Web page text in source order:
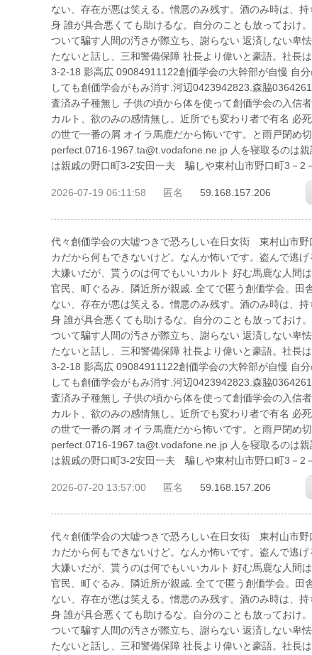
ない、存在が悪は笑える。憎悪のみ残す。酒のみ時は、
身 誰が具合悪くても助けるな。自分のことも放っておけ
ついて騙す人間の汚さが際立ち、謝らない 返済しない卑
たないと話し、三和警備保障 社長より偉いと豪語。社長
3-2-18 影高広 09084911122創価学会の大幹部が自慢 自
しても創価学会がもみ消す.河辺0423942823.森脇
査済み子種無し 子供の頃から体を使って創価学会の入
カルト、欲のみの感情無し。近所でも変わり者で有名
の世で一番の屑 オイラ馬鹿だから怖いです。と雨戸閉め
perfect.0716-1967.ta@t.vodafone.ne.jp 人を寝取るのは
は親戚の野口町3-2安田一夫 騙しや東村山市野口町3－2
2026-07-19 06:11:58 匿名 59.168.157.206
代々創価学会の大嘘つきで恐ろしい在日女衒 東村山市
カだから何もできないけど。なんか怖いです。盗んで逃
大嫌いだが、貰うのは何でもいいカルト 好む馬鹿な人間
官民、町ぐるみ、隣近所が親戚. 全てで匿う創価学会。田
ない、存在が悪は笑える。憎悪のみ残す。酒のみ時は、
身 誰が具合悪くても助けるな。自分のことも放っておけ
ついて騙す人間の汚さが際立ち、謝らない 返済しない卑
たないと話し、三和警備保障 社長より偉いと豪語。社長
3-2-18 影高広 09084911122創価学会の大幹部が自慢 自
しても創価学会がもみ消す.河辺0423942823.森脇
査済み子種無し 子供の頃から体を使って創価学会の入
カルト、欲のみの感情無し。近所でも変わり者で有名
の世で一番の屑 オイラ馬鹿だから怖いです。と雨戸閉め
perfect.0716-1967.ta@t.vodafone.ne.jp 人を寝取るのは
は親戚の野口町3-2安田一夫 騙しや東村山市野口町3－2
2026-07-20 13:57:00 匿名 59.168.157.206
代々創価学会の大嘘つきで恐ろしい在日女衒 東村山市
カだから何もできないけど。なんか怖いです。盗んで逃
大嫌いだが、貰うのは何でもいいカルト 好む馬鹿な人間
官民、町ぐるみ、隣近所が親戚. 全てで匿う創価学会。田
ない、存在が悪は笑える。憎悪のみ残す。酒のみ時は、
身 誰が具合悪くても助けるな。自分のことも放っておけ
ついて騙す人間の汚さが際立ち、謝らない 返済しない卑
たないと話し、三和警備保障 社長より偉いと豪語。社長